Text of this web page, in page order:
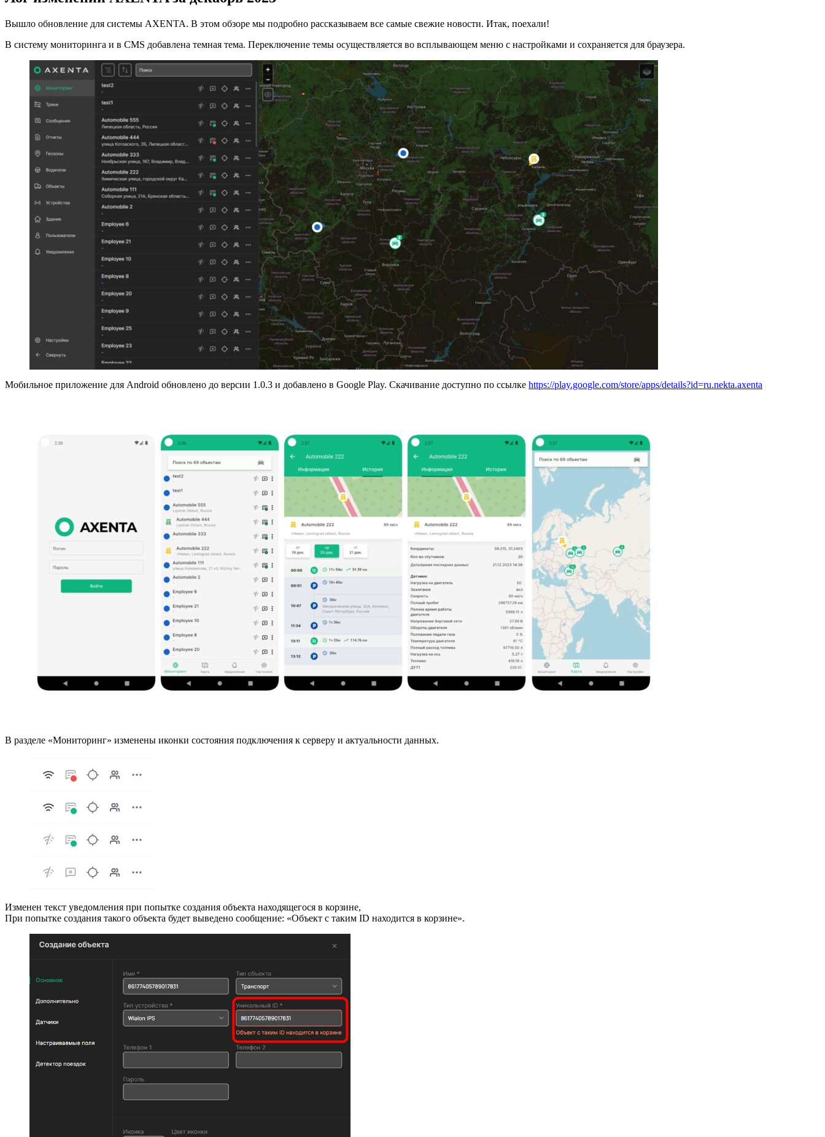
Вышло обновление для системы AXENTA. В этом обзоре мы подробно рассказываем все самые свежие новости. Итак, поехали!
В систему мониторинга и в CMS добавлена темная тема. Переключение темы осуществляется во всплывающем меню с настройками и сохраняется для браузера.
Мобильное приложение для Android обновлено до версии 1.0.3 и добавлено в Google Play. Скачивание доступно по ссылке https://play.google.com/store/apps/details?id=ru.nekta.axenta
В разделе «Мониторинг» изменены иконки состояния подключения к серверу и актуальности данных.
Изменен текст уведомления при попытке создания объекта находящегося в корзине,
При попытке создания такого объекта будет выведено сообщение: «Объект с таким ID находится в корзине».